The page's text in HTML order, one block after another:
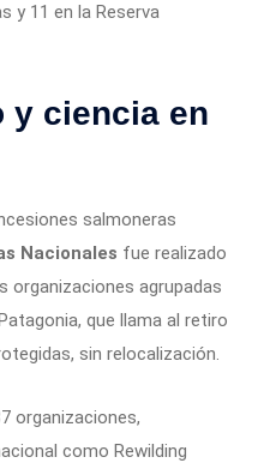
y 11 en la Reserva
y ciencia en
salmoneras
Nacionales fue realizado
organizaciones agrupadas
que llama al retiro
sin relocalización.
organizaciones,
como Rewilding